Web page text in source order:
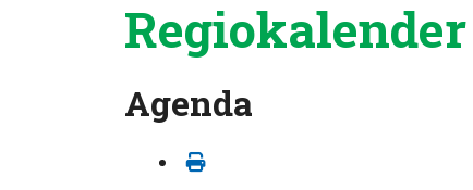
Regiokalender
Agenda